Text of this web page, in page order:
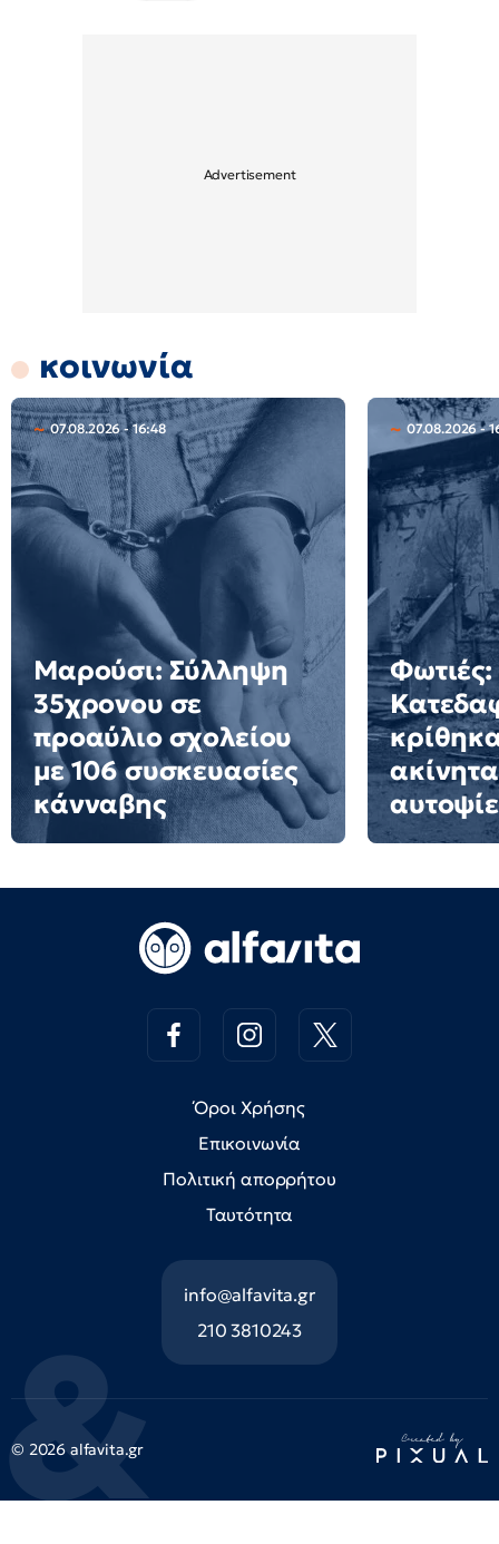
κοινωνία
07.08.2026 - 16:48
Μαρούσι: Σύλληψη
35χρονου σε
προαύλιο σχολείου
με 106 συσκευασίες
κάνναβης
07.08.2026 -
Φωτιές:
Όροι Χρήσης
Επικοινωνία
Πολιτική απορρήτου
Ταυτότητα
info@alfavita.gr
210 3810243
© 2026 alfavita.gr